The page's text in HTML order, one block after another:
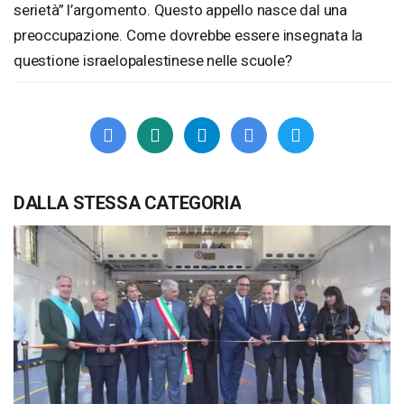
serietà” l’argomento. Questo appello nasce dal una
preoccupazione. Come dovrebbe essere insegnata la
questione israelopalestinese nelle scuole?
DALLA STESSA CATEGORIA